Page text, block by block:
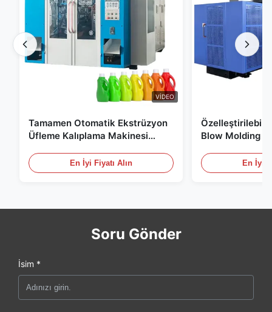
VIDEO
Tamamen Otomatik Ekstrüzyon
Üfleme Kalıplama Makinesi
Makinesi
En İyi Fiyatı Alın
Blow Molding
Molding
En İyi
Soru Gönder
İsim *